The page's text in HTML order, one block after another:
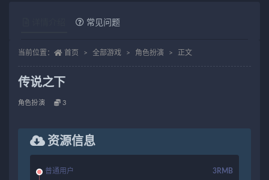
常见问题
当前位置： 首页 全部游戏 角色扮演 正文
传说之下
角色扮演 3
资源信息
普通用户 3RMB